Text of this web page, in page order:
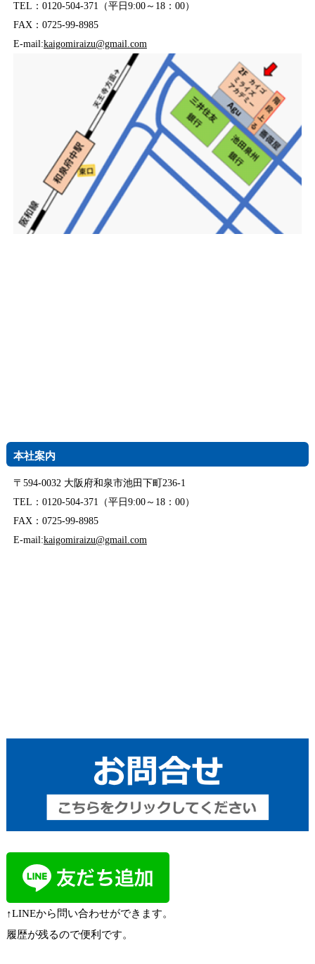
TEL：0120-504-371（平日9:00～18：00）
FAX：0725-99-8985
E-mail:kaigomiraizu@gmail.com
本社案内
〒594-0032 大阪府和泉市池田下町236-1
TEL：0120-504-371（平日9:00～18：00）
FAX：0725-99-8985
E-mail:kaigomiraizu@gmail.com
↑LINEから問い合わせができます。
履歴が残るので便利です。